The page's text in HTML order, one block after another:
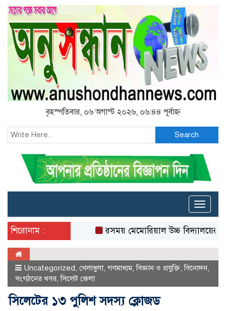
বৃহস্পতিবার, ০৬ অগাস্ট ২০২৬, ০৬:৪৪ পূর্বাহ্ন
Search
Toggle
শিরোনাম :
রসময় মেমোরিয়াল উচ্চ বিদ্যালয়ের নতুন
Uncategorized, খেলাধুলা, গণমাধ্যম,বিজ্ঞান ও প্রযুক্তি,বিনোদন,
সংগঠনের খবর,সিলেট জেলা
সিলেটের ১৩ পুলিশ সদস্য ক্লোজড